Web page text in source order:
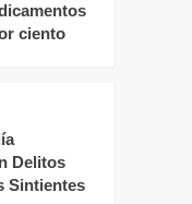
ciento
Delitos
Sintientes